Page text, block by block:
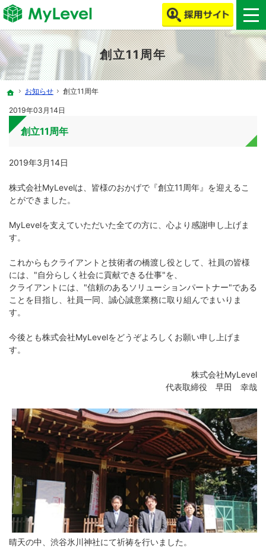
創立11周年
MyLevelで、ITエンジニア・クリエイターの働き方改革をしよう！
MyLevelは、ITエンジニア・クリエイターの人材不足やミスマッチを解消します！
ホーム
お知らせ 創立11周年
2019年03月14日
創立11周年
2019年3月14日
株式会社MyLevelは、皆様のおかげで『創立11周年』を迎えるこ
とができました。
MyLevelを支えていただいた全ての方に、心より感謝申し上げま
す。
これからもクライアントと技術者の橋渡し役として、社員の皆様
には、"自分らしく社会に貢献できる仕事"を、
クライアントには、"信頼のあるソリューションパートナー"である
ことを目指し、社員一同、誠心誠意業務に取り組んでまいりま
す。
今後とも株式会社MyLevelをどうぞよろしくお願い申し上げま
す。
株式会社MyLevel
代表取締役 早田 幸哉
晴天の中、渋谷氷川神社にて祈祷を行いました。